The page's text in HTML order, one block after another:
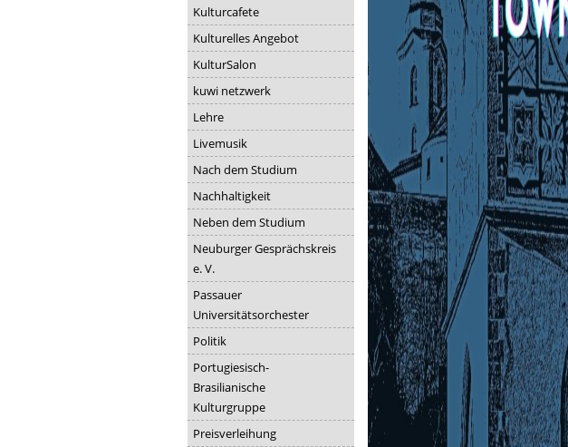
Kulturcafete
Kulturelles Angebot
KulturSalon
kuwi netzwerk
Lehre
Livemusik
Nach dem Studium
Nachhaltigkeit
Neben dem Studium
Neuburger Gesprächskreis
e. V.
Passauer
Universitätsorchester
Politik
Portugiesisch-
Brasilianische
Kulturgruppe
Preisverleihung